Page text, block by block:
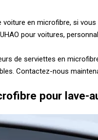
en microfibre, si
pour voitures,
de serviettes en
Contactez-nous
pour lave-